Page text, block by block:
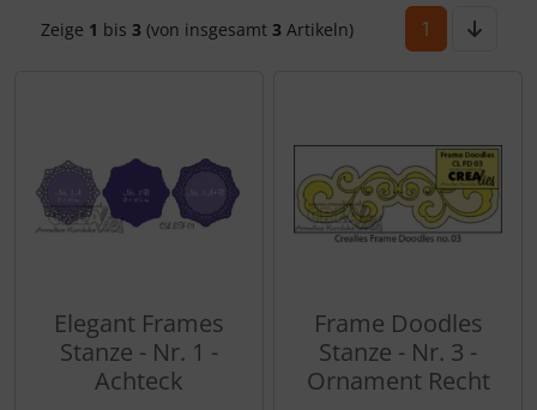
Zeige 1 bis 3(von insgesamt 3Artikeln) 1
Elegant Frames
Stanze - Nr. 1 -
Achteck
Frame Doodles
Stanze - Nr. 3 -
Ornament Recht